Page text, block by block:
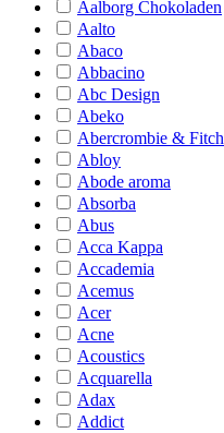
Aalborg Chokoladen
Aalto
Abaco
Abbacino
Abc Design
Abeko
Abercrombie & Fitch
Abloy
Abode aroma
Absorba
Abus
Acca Kappa
Accademia
Acemus
Acer
Acne
Acoustics
Acquarella
Adax
Addict